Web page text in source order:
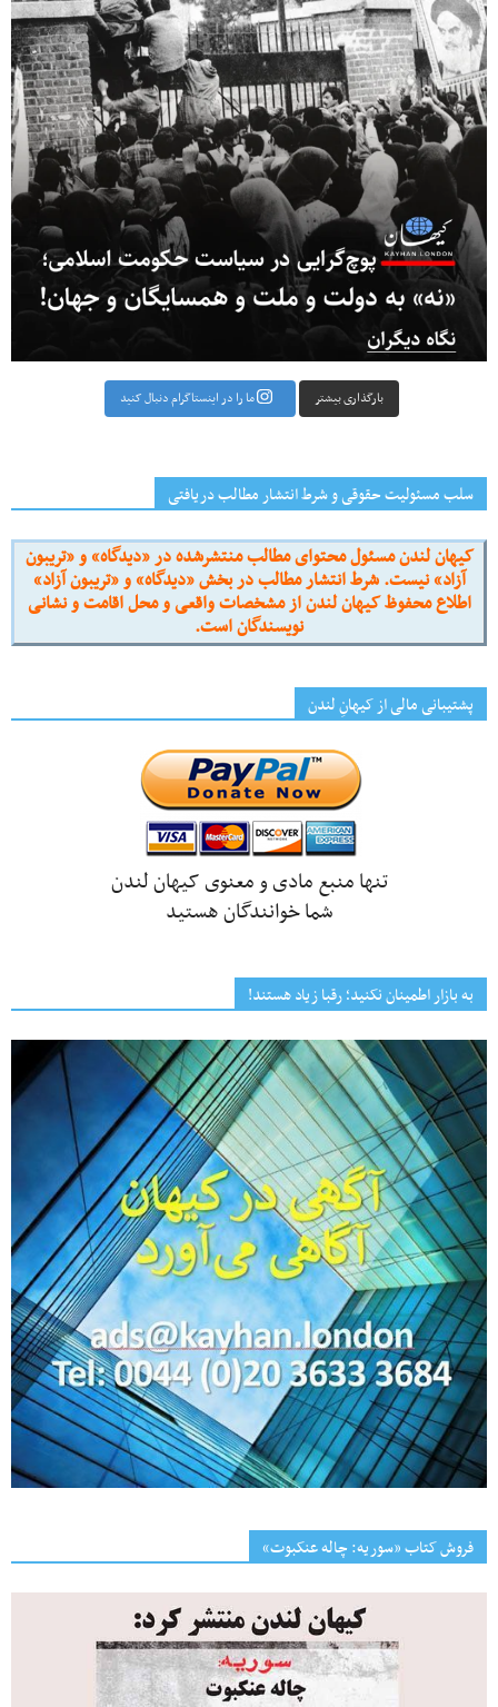
بارگذاری بیشتر ما را در اینستاگرام دنبال کنید
سلب مسئولیت حقوقی و شرط انتشار مطالب دریافتی
کیهان لندن مسئول محتوای مطالب منتشرشده در «دیدگاه» و «تریبون
آزاد» نیست. شرط انتشار مطالب در بخش «دیدگاه» و «تریبون آزاد»
اطلاع محفوظ کیهان لندن از مشخصات واقعی و محل اقامت و نشانی
نویسندگان است.
پشتیبانی مالی از کیهانِ لندن
تنها منبع مادی و معنوی کیهان لندن
شما خوانندگان هستید
به بازار اطمینان نکنید؛ رقبا زیاد هستند!
فروش کتاب «سوریه: چاله عنکبوت»